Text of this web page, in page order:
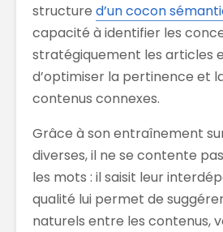
structure d’un cocon
capacité à identifier les
stratégiquement les articles
d’optimiser la pertinence et
contenus connexes.
Grâce à son entraînement
diverses, il ne se contente
les mots : il saisit leur
qualité lui permet de
naturels entre les contenus,